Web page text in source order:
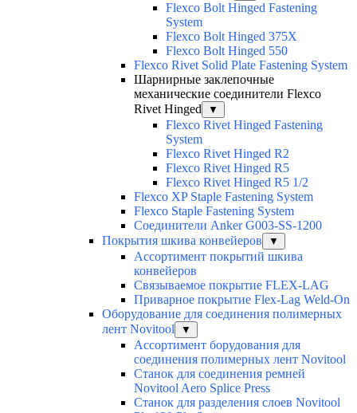
Flexco Bolt Hinged Fastening
System
Flexco Bolt Hinged 375X
Flexco Bolt Hinged 550
Flexco Rivet Solid Plate Fastening System
Шарнирные заклепочные
механические соединители Flexco
Rivet Hinged
▼
Flexco Rivet Hinged Fastening
System
Flexco Rivet Hinged R2
Flexco Rivet Hinged R5
Flexco Rivet Hinged R5 1/2
Flexco XP Staple Fastening System
Flexco Staple Fastening System
Соединители Anker G003-SS-1200
Покрытия шкива конвейеров
▼
Ассортимент покрытий шкива
конвейеров
Связываемое покрытие FLEX-LAG
Приварное покрытие Flex-Lag Weld-On
Оборудование для соединения полимерных
лент Novitool
▼
Ассортимент борудования для
соединения полимерных лент Novitool
Станок для соединения ремней
Novitool Aero Splice Press
Станок для разделения слоев Novitool